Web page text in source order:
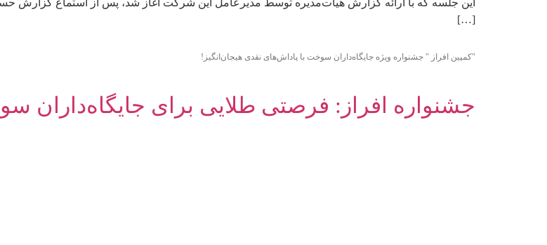
[…]
"کمپین افراز " جشنواره ویژه جایگاه‌داران سوخت با پاداش‌های نقدی هیجان‌انگیز!
جشنواره افراز: فرصتی طلایی برای جایگاه‌داران